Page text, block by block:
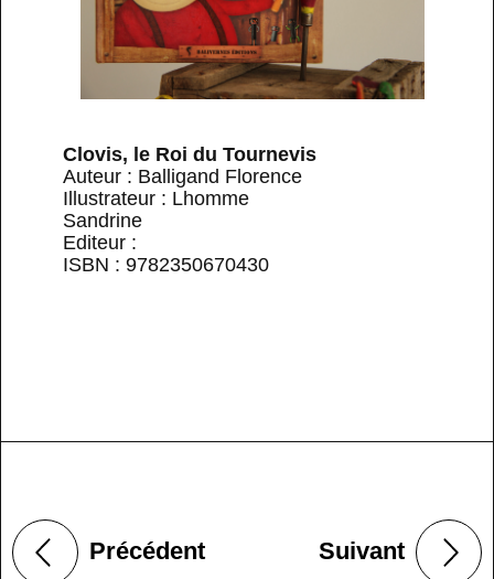
Clovis, le Roi du Tournevis
Auteur : Balligand Florence
Illustrateur : Lhomme
Sandrine
Editeur :
ISBN : 9782350670430
Précédent Suivant